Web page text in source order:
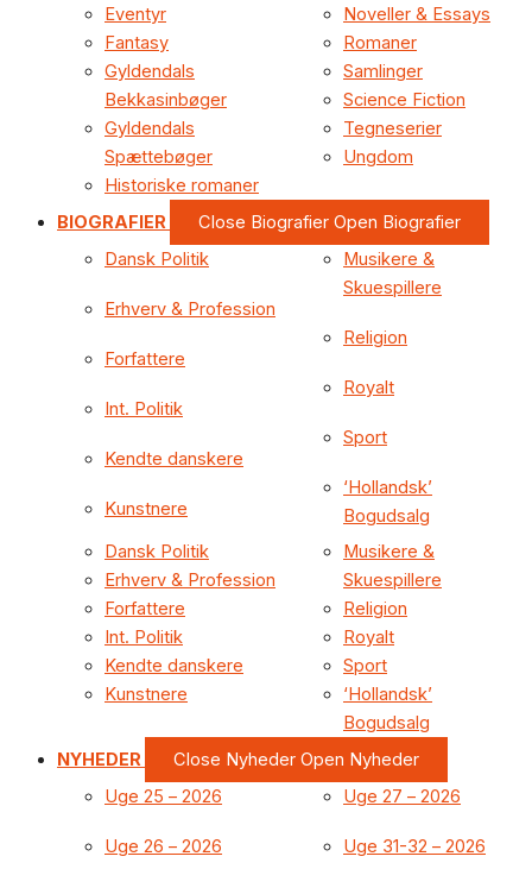
Eventyr
Fantasy
Gyldendals
Bekkasinbøger
Gyldendals
Spættebøger
Historiske romaner
Noveller & Essays
Romaner
Samlinger
Science Fiction
Tegneserier
Ungdom
BIOGRAFIER Close Biografier Open Biografier
Dansk Politik
Erhverv & Profession
Forfattere
Int. Politik
Kendte danskere
Kunstnere
Musikere &
Skuespillere
Religion
Royalt
Sport
‘Hollandsk’
Bogudsalg
Dansk Politik
Erhverv & Profession
Forfattere
Int. Politik
Kendte danskere
Kunstnere
Musikere &
Skuespillere
Religion
Royalt
Sport
‘Hollandsk’
Bogudsalg
NYHEDER
Close Nyheder Open Nyheder
Uge 25 – 2026
Uge 26 – 2026
Uge 27 – 2026
Uge 31-32 – 2026